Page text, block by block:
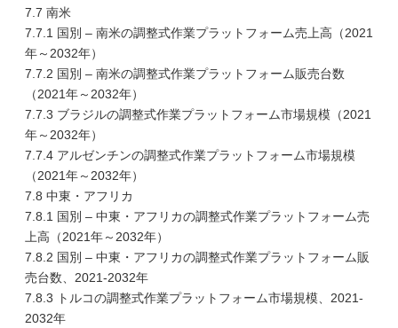
7.7 南米
7.7.1 国別 – 南米の調整式作業プラットフォーム売上高（2021
年～2032年）
7.7.2 国別 – 南米の調整式作業プラットフォーム販売台数
（2021年～2032年）
7.7.3 ブラジルの調整式作業プラットフォーム市場規模（2021
年～2032年）
7.7.4 アルゼンチンの調整式作業プラットフォーム市場規模
（2021年～2032年）
7.8 中東・アフリカ
7.8.1 国別 – 中東・アフリカの調整式作業プラットフォーム売
上高（2021年～2032年）
7.8.2 国別 – 中東・アフリカの調整式作業プラットフォーム販
売台数、2021-2032年
7.8.3 トルコの調整式作業プラットフォーム市場規模、2021-
2032年